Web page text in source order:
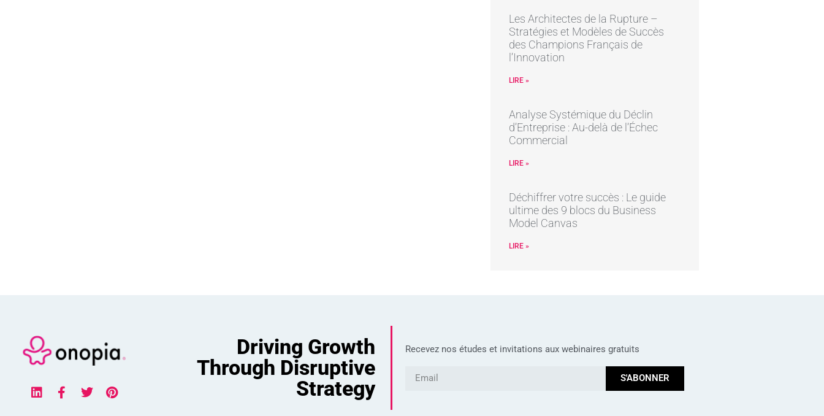
Les Architectes de la Rupture –
Stratégies et Modèles de Succès
des Champions Français de
l’Innovation
LIRE »
Analyse Systémique du Déclin
d’Entreprise : Au-delà de l’Échec
Commercial
LIRE »
Déchiffrer votre succès : Le guide
ultime des 9 blocs du Business
Model Canvas
LIRE »
Driving Growth
Through Disruptive
Strategy
Recevez nos études et invitations aux webinaires gratuits
S'ABONNER